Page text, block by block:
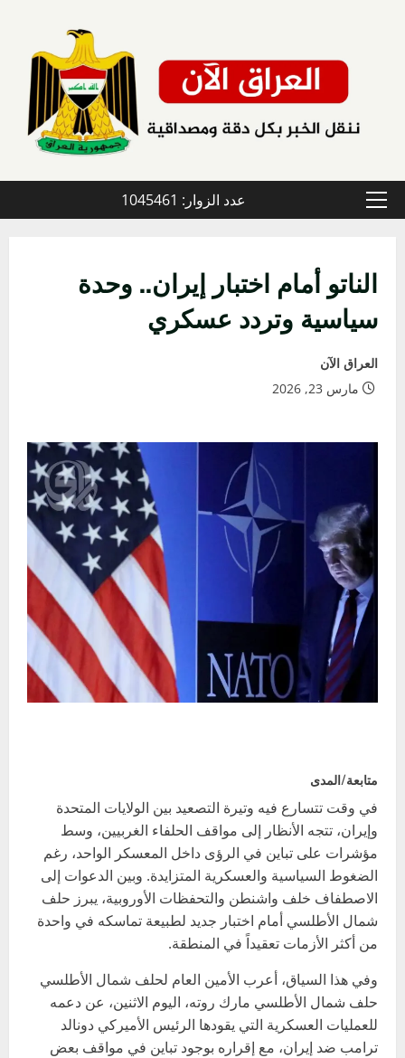
القائمة
عدد الزوار: 1045461
الناتو أمام اختبار إيران.. وحدة
سياسية وتردد عسكري
العراق الآن
مارس 23, 2026
متابعة/المدى
في وقت تتسارع فيه وتيرة التصعيد بين الولايات المتحدة
وإيران، تتجه الأنظار إلى مواقف الحلفاء الغربيين، وسط
مؤشرات على تباين في الرؤى داخل المعسكر الواحد، رغم
الضغوط السياسية والعسكرية المتزايدة. وبين الدعوات إلى
الاصطفاف خلف واشنطن والتحفظات الأوروبية، يبرز حلف
شمال الأطلسي أمام اختبار جديد لطبيعة تماسكه في واحدة
من أكثر الأزمات تعقيداً في المنطقة.
وفي هذا السياق، أعرب الأمين العام لحلف شمال الأطلسي
حلف شمال الأطلسي مارك روته، اليوم الاثنين، عن دعمه
للعمليات العسكرية التي يقودها الرئيس الأميركي دونالد
ترامب ضد إيران، مع إقراره بوجود تباين في مواقف بعض